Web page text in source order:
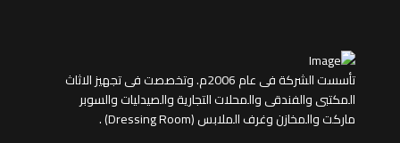
تأسست الشركة فى عام 2006م. وتخصصت فى تجهيز الاثاث
المكتبى والفندقى والمحلات التجارية والصيدليات والسوبر
ماركت والمخازن وغرف الملابس (Dressing Room) .